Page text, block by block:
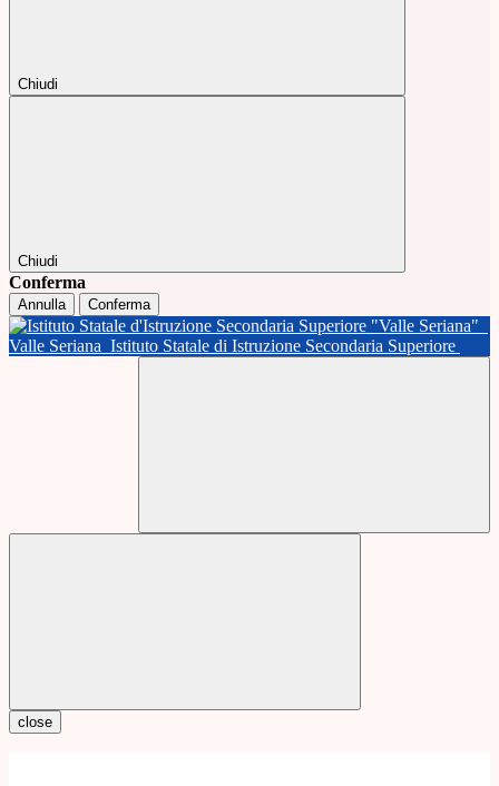
Chiudi
Chiudi
Conferma
Annulla Conferma
Valle Seriana Istituto Statale di Istruzione Secondaria Superiore
close